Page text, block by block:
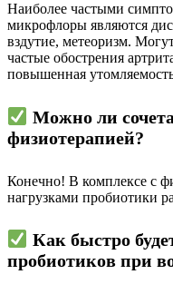
Наиболее частыми
микрофлоры являются
вздутие, метеоризм.
частые обострения
повышенная
Можно ли
физиотерапией?
Конечно! В комплексе с
нагрузками пробиотики
Как быстро
пробиотиков при